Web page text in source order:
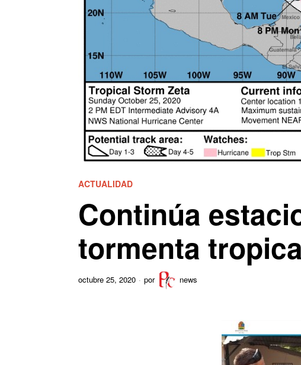
ACTUALIDAD
Continúa
tormenta
octubre 25, 2020 por news